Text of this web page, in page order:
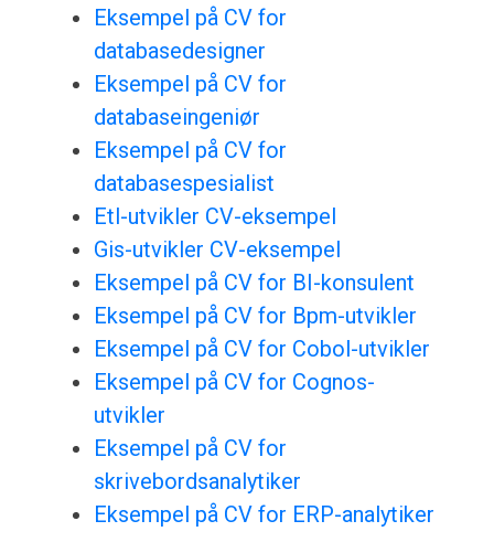
Eksempel på CV for
databasedesigner
Eksempel på CV for
databaseingeniør
Eksempel på CV for
databasespesialist
Etl-utvikler CV-eksempel
Gis-utvikler CV-eksempel
Eksempel på CV for BI-konsulent
Eksempel på CV for Bpm-utvikler
Eksempel på CV for Cobol-utvikler
Eksempel på CV for Cognos-
utvikler
Eksempel på CV for
skrivebordsanalytiker
Eksempel på CV for ERP-analytiker